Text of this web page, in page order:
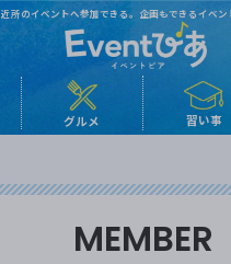
近所のイベントへ参加できる。企画もできるイベン
グルメ 習い事
MEMBER